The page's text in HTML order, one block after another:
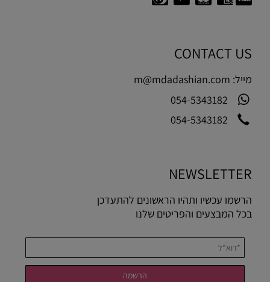
CONTACT US
מייל: m@mdadashian.com
054-5343182
054-5343182
NEWSLETTER
הרשמו עכשיו ותהיו הראשונים להתעדכן
בכל המבצעים והפריטים שלנו